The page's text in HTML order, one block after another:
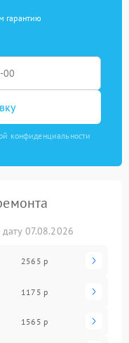
гарантию
конфиденциальности
07.08.2026
2565 р
1175 р
1565 р